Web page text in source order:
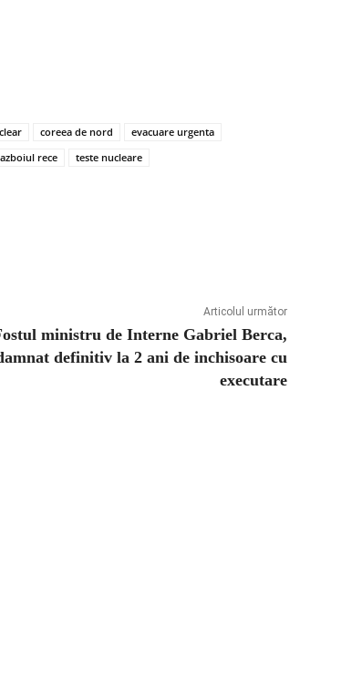
coreea de nord
evacuare urgenta
rece teste nucleare
Articolul următor
ministru de Interne Gabriel Berca,
definitiv la 2 ani de inchisoare cu
executare